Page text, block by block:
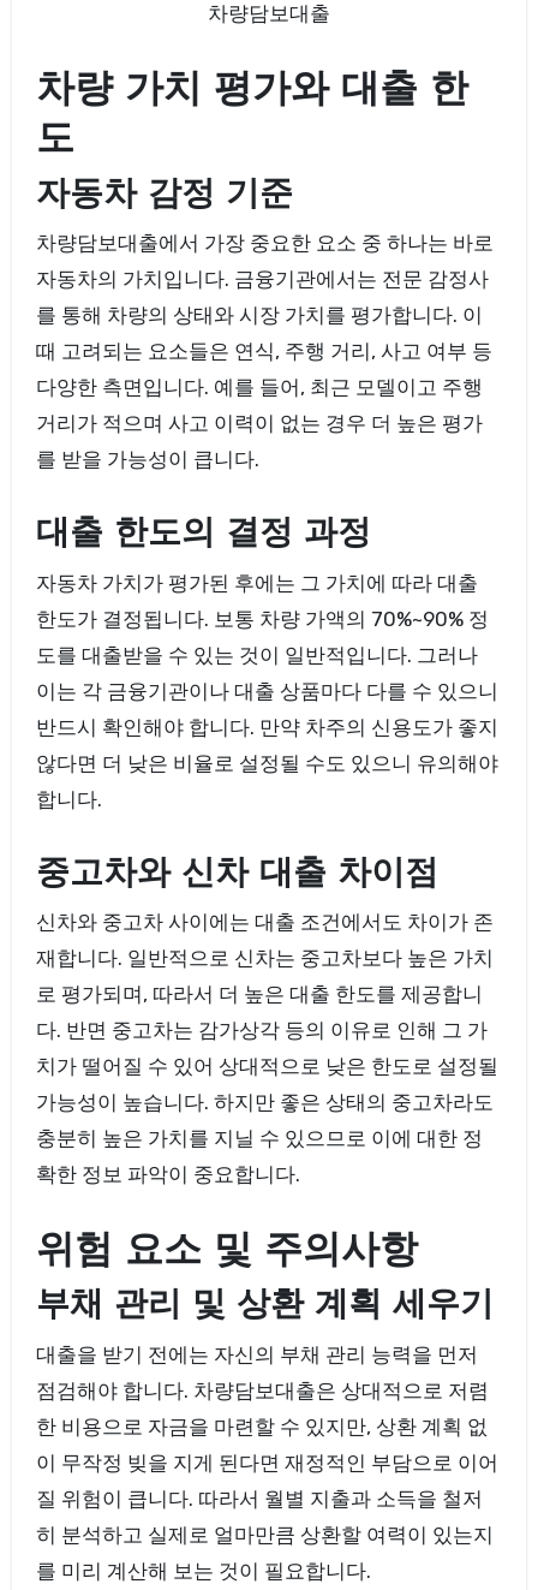
차량담보대출
차량 가치 평가와 대출 한
도
자동차 감정 기준
차량담보대출에서 가장 중요한 요소 중 하나는 바로
자동차의 가치입니다. 금융기관에서는 전문 감정사
를 통해 차량의 상태와 시장 가치를 평가합니다. 이
때 고려되는 요소들은 연식, 주행 거리, 사고 여부 등
다양한 측면입니다. 예를 들어, 최근 모델이고 주행
거리가 적으며 사고 이력이 없는 경우 더 높은 평가
를 받을 가능성이 큽니다.
대출 한도의 결정 과정
자동차 가치가 평가된 후에는 그 가치에 따라 대출
한도가 결정됩니다. 보통 차량 가액의 70%~90% 정
도를 대출받을 수 있는 것이 일반적입니다. 그러나
이는 각 금융기관이나 대출 상품마다 다를 수 있으니
반드시 확인해야 합니다. 만약 차주의 신용도가 좋지
않다면 더 낮은 비율로 설정될 수도 있으니 유의해야
합니다.
중고차와 신차 대출 차이점
신차와 중고차 사이에는 대출 조건에서도 차이가 존
재합니다. 일반적으로 신차는 중고차보다 높은 가치
로 평가되며, 따라서 더 높은 대출 한도를 제공합니
다. 반면 중고차는 감가상각 등의 이유로 인해 그 가
치가 떨어질 수 있어 상대적으로 낮은 한도로 설정될
가능성이 높습니다. 하지만 좋은 상태의 중고차라도
충분히 높은 가치를 지닐 수 있으므로 이에 대한 정
확한 정보 파악이 중요합니다.
위험 요소 및 주의사항
부채 관리 및 상환 계획 세우기
대출을 받기 전에는 자신의 부채 관리 능력을 먼저
점검해야 합니다. 차량담보대출은 상대적으로 저렴
한 비용으로 자금을 마련할 수 있지만, 상환 계획 없
이 무작정 빚을 지게 된다면 재정적인 부담으로 이어
질 위험이 큽니다. 따라서 월별 지출과 소득을 철저
히 분석하고 실제로 얼마만큼 상환할 여력이 있는지
를 미리 계산해 보는 것이 필요합니다.